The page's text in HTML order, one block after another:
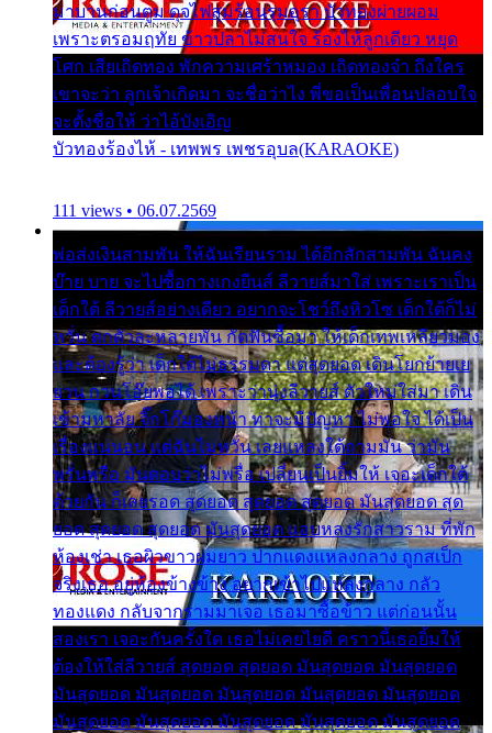
มาบานก่อนตูม ดุจไฟสุมร้อนรุมอุรา บัวทองผ่ายผอม
เพราะตรอมฤทัย ข้าวปลาไม่สนใจ ร้องไห้ลูกเดียว หยุด
โศก เสียเถิดทอง พักความเศร้าหมอง เถิดทองจ๋า ถึงใคร
เขาจะว่า ลูกเจ้าเกิดมา จะชื่อว่าไง พี่ขอเป็นเพื่อนปลอบใจ
จะตั้งชื่อให้ ว่าไอ้บังเอิญ
บัวทองร้องไห้ - เทพพร เพชรอุบล(KARAOKE)
111 views • 06.07.2569
พ่อส่งเงินสามพัน ให้ฉันเรียนราม ได้อีกสักสามพัน ฉันคง
บ๊าย บาย จะไปซื้อกางเกงยีนส์ ลีวายส์มาใส่ เพราะเราเป็น
เด็กใต้ ลีวายส์อย่างเดียว อยากจะโชว์ถึงหิวโซ เด็กใต้ก็ไม่
หวั่น ตกตัวละหลายพัน กัดฟันซื้อมา ให้เด็กเทพเหลียวมอง
และต้องรู้ว่า เด็กใต้ไม่ธรรมดา แต่สุดยอด เดินโยกย้ายเย
ยวน กวนโอ๊ยพอได้ เพราะว่านุ่งลีวายส์ ตัวใหม่ใส่มา เดิน
เข้ามหาลัย จิ๊กโก๊มองหน้า ท่าจะมีปัญหา ไม่พอใจ ได้เป็น
เรื่องแน่นอน แต่ฉันไม่หวั่น เลยแหลงใต้ถามมัน ว่ามัน
พรั่นพรือ มันตอบว่าไม่พรื่อ เปลี่ยนเป็นยิ้มให้ เจอะเด็กใต้
ด้วยกัน ก็เลยรอด สุดยอด สุดยอด สุดยอด มันสุดยอด สุด
ยอด สุดยอด สุดยอด มันสุดยอด แอบหลงรักสาวราม ที่พัก
ห้องเช่า เธอผิวขาวผมยาว ปากแดงแหลงกลาง ถูกสเป็ก
จริงเธอ อยู่ห้องข้างข้าง อยากเข้าไปแหลงกลาง กลัว
ทองแดง กลับจากรามมาเจอ เธอมาซื้อข้าว แต่ก่อนนั้น
สองเรา เจอะกันครั้งใด เธอไม่เคยไยดี คราวนี้เธอยิ้มให้
ต้องให้ใส่ลีวายส์ สุดยอด สุดยอด มันสุดยอด มันสุดยอด
มันสุดยอด มันสุดยอด มันสุดยอด มันสุดยอด มันสุดยอด
มันสุดยอด มันสุดยอด มันสุดยอด มันสุดยอด มันสุดยอด